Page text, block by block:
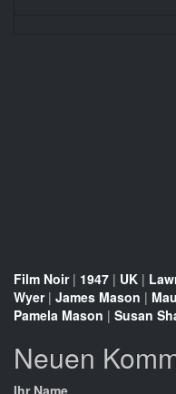
Film Noir| 1947 | UK |
Wyer| James Mason |
Pamela Mason | Susan
Neuen